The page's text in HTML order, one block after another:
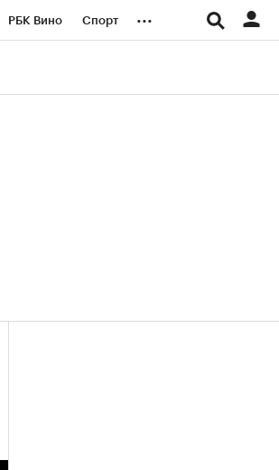
РБК Вино Спорт ...